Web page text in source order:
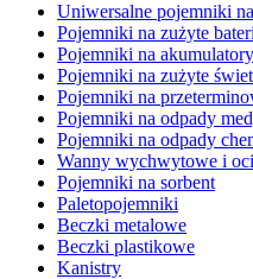
Uniwersalne pojemniki
Pojemniki na zużyte
Pojemniki na akumulatory
Pojemniki na zużyte
Pojemniki na
Pojemniki na odpady
Pojemniki na odpady
Wanny wychwytowe i
Pojemniki na sorbent
Paletopojemniki
Beczki metalowe
Beczki plastikowe
Kanistry